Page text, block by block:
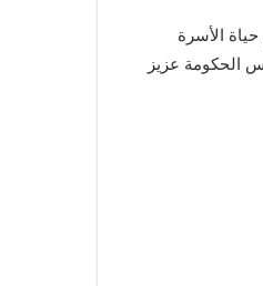
الأسرة
الحكومة عزيز